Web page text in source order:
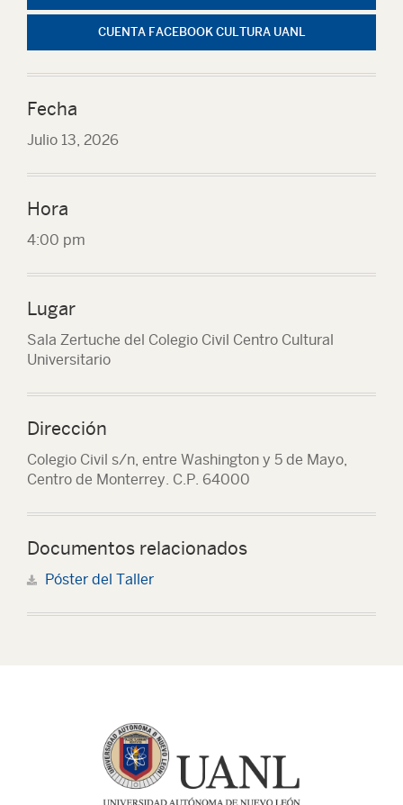
CUENTA FACEBOOK CULTURA UANL
Fecha
Julio 13, 2026
Hora
4:00 pm
Lugar
Sala Zertuche del Colegio Civil Centro Cultural
Universitario
Dirección
Colegio Civil s/n, entre Washington y 5 de Mayo,
Centro de Monterrey. C.P. 64000
Documentos relacionados
Póster del Taller